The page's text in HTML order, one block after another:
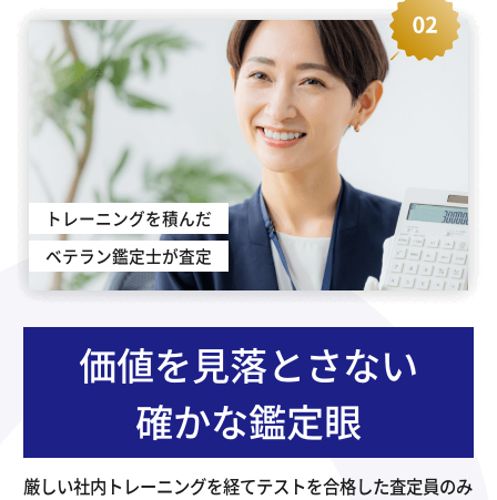
トレーニングを積んだ
ベテラン鑑定士が査定
価値を見落とさない
確かな鑑定眼
厳しい社内トレーニングを経てテストを合格した査定員のみ